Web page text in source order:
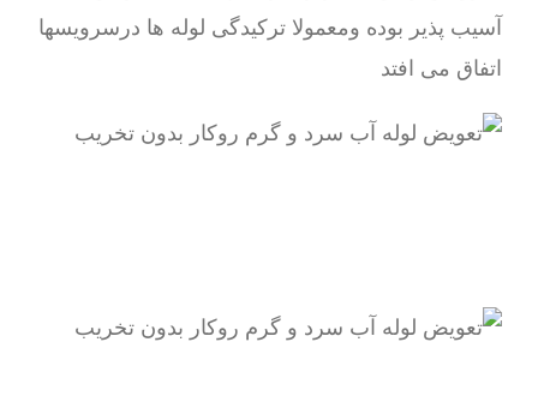
آسیب پذیر بوده ومعمولا ترکیدگی لوله ها درسرویسها
اتفاق می افتد